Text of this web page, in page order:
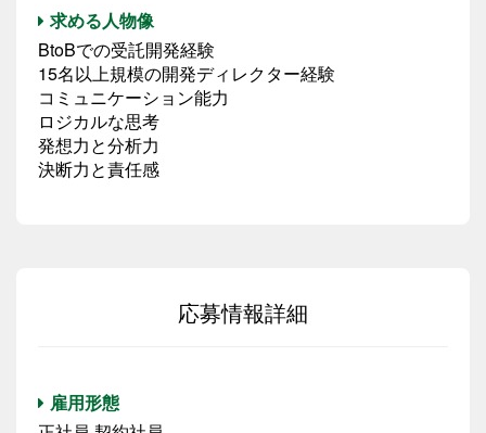
求める人物像
BtoBでの受託開発経験
15名以上規模の開発ディレクター経験
コミュニケーション能力
ロジカルな思考
発想力と分析力
決断力と責任感
応募情報詳細
雇用形態